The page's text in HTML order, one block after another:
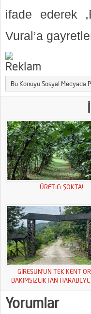
ifade ederek
Vural’a
Bu Konuyu Sosyal Medyada
ÜRETiCi ŞOKTA!
GİRESUN’UN TEK KENT
BAKIMSIZLIKTAN
Yorumlar